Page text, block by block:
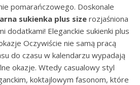
pomarańczowego. Doskonale
sukienka plus sizerozjaśniona
dodatkami! Eleganckie sukienki plus
Oczywiście nie samą pracą
do czasu w kalendarzu wypadają
okazje. Wtedy casualowy styl
koktajlowym fasonom, które